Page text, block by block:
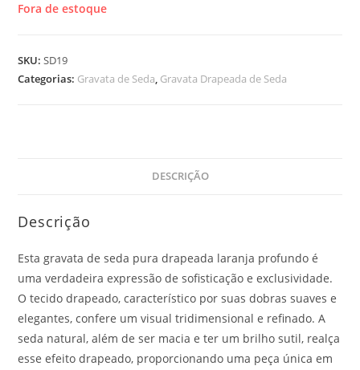
Fora de estoque
SKU:SD19
Categorias: Gravata de Seda, Gravata Drapeada de Seda
DESCRIÇÃO
Descrição
Esta gravata de seda pura drapeada laranja profundo é
uma verdadeira expressão de sofisticação e exclusividade.
O tecido drapeado, característico por suas dobras suaves e
elegantes, confere um visual tridimensional e refinado. A
seda natural, além de ser macia e ter um brilho sutil, realça
esse efeito drapeado, proporcionando uma peça única em